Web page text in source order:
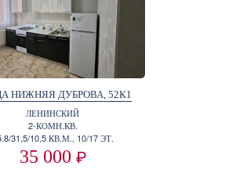
НИЖНЯЯ ДУБРОВА, 52К1
ЛЕНИНСКИЙ
2-КОМН.КВ.
31,5/10,5 КВ.М., 10/17 ЭТ.
35 000 ₽